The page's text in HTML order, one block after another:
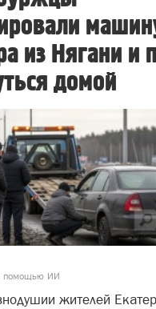
из Нягани и
домой
помощью ИИ
жителей